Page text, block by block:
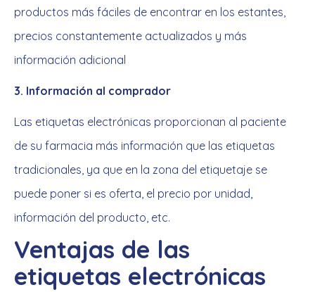
productos más fáciles de encontrar en los estantes,
precios constantemente actualizados y más
información adicional
3. Información al comprador
Las etiquetas electrónicas proporcionan al paciente
de su farmacia más información que las etiquetas
tradicionales, ya que en la zona del etiquetaje se
puede poner si es oferta, el precio por unidad,
información del producto, etc.
Ventajas de las
etiquetas electrónicas